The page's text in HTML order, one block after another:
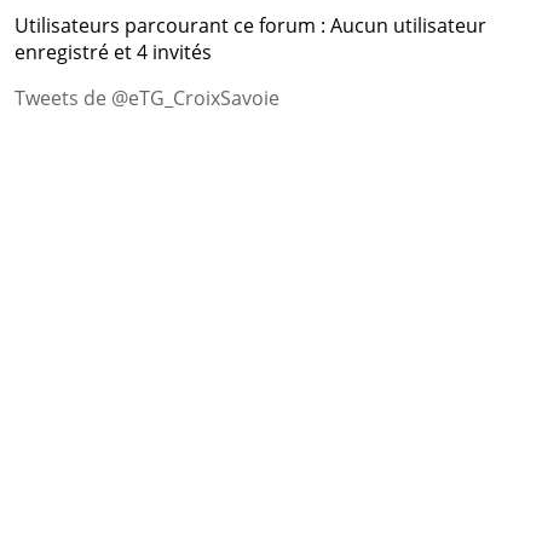
Utilisateurs parcourant ce forum : Aucun utilisateur
enregistré et 4 invités
Tweets de @eTG_CroixSavoie